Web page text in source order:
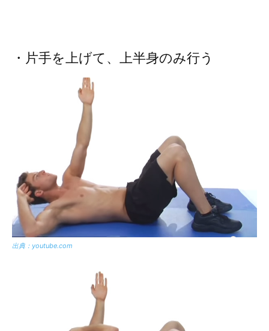
・片手を上げて、上半身のみ行う
出典：youtube.com